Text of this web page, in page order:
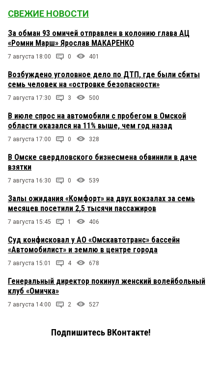
СВЕЖИЕ НОВОСТИ
За обман 93 омичей отправлен в колонию глава АЦ
«Ромни Марш» Ярослав МАКАРЕНКО
7 августа 18:00 0 401
Возбуждено уголовное дело по ДТП, где были сбиты
семь человек на «островке безопасности»
7 августа 17:30 3 500
В июле спрос на автомобили с пробегом в Омской
области оказался на 11% выше, чем год назад
7 августа 17:00 0 328
В Омске свердловского бизнесмена обвинили в даче
взятки
7 августа 16:30 0 539
Залы ожидания «Комфорт» на двух вокзалах за семь
месяцев посетили 2,5 тысячи пассажиров
7 августа 15:45 1 406
Суд конфисковал у АО «Омскавтотранс» бассейн
«Автомобилист» и землю в центре города
7 августа 15:01 4 678
Генеральный директор покинул женский волейбольный
клуб «Омичка»
7 августа 14:00 2 527
Подпишитесь ВКонтакте!